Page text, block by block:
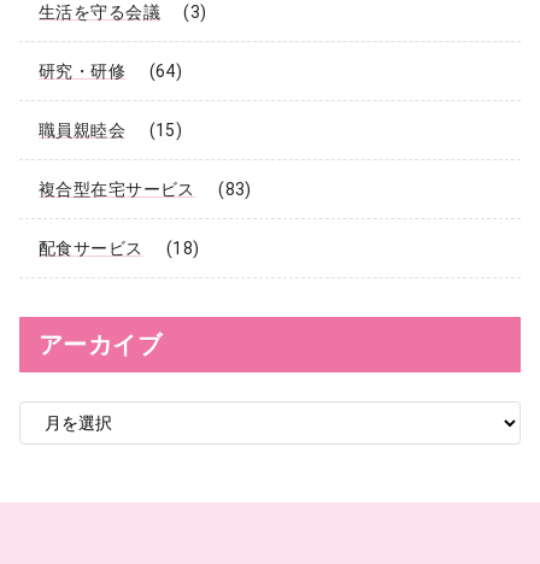
生活を守る会議 (3)
研究・研修 (64)
職員親睦会 (15)
複合型在宅サービス (83)
配食サービス (18)
アーカイブ
ア
カ